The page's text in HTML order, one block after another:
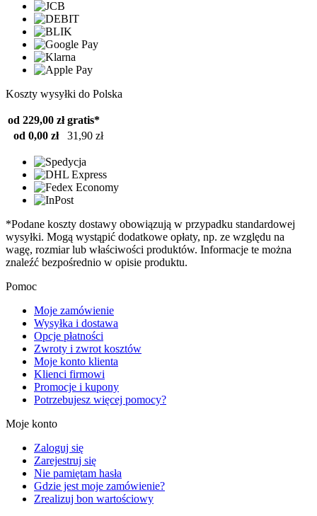
Koszty wysyłki do Polska
od 229,00 zł gratis*
od 0,00 zł
31,90 zł
*Podane koszty dostawy obowiązują w przypadku standardowej
wysyłki. Mogą wystąpić dodatkowe opłaty, np. ze względu na
wagę, rozmiar lub właściwości produktów. Informacje te można
znaleźć bezpośrednio w opisie produktu.
Pomoc
Moje zamówienie
Wysyłka i dostawa
Opcje płatności
Zwroty i zwrot kosztów
Moje konto klienta
Klienci firmowi
Promocje i kupony
Potrzebujesz więcej pomocy?
Moje konto
Zaloguj się
Zarejestruj się
Nie pamiętam hasła
Gdzie jest moje zamówienie?
Zrealizuj bon wartościowy